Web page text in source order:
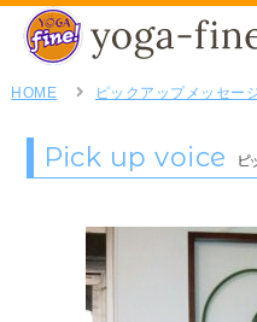
HOME ピックアップメッセー
Pick up voice ピ